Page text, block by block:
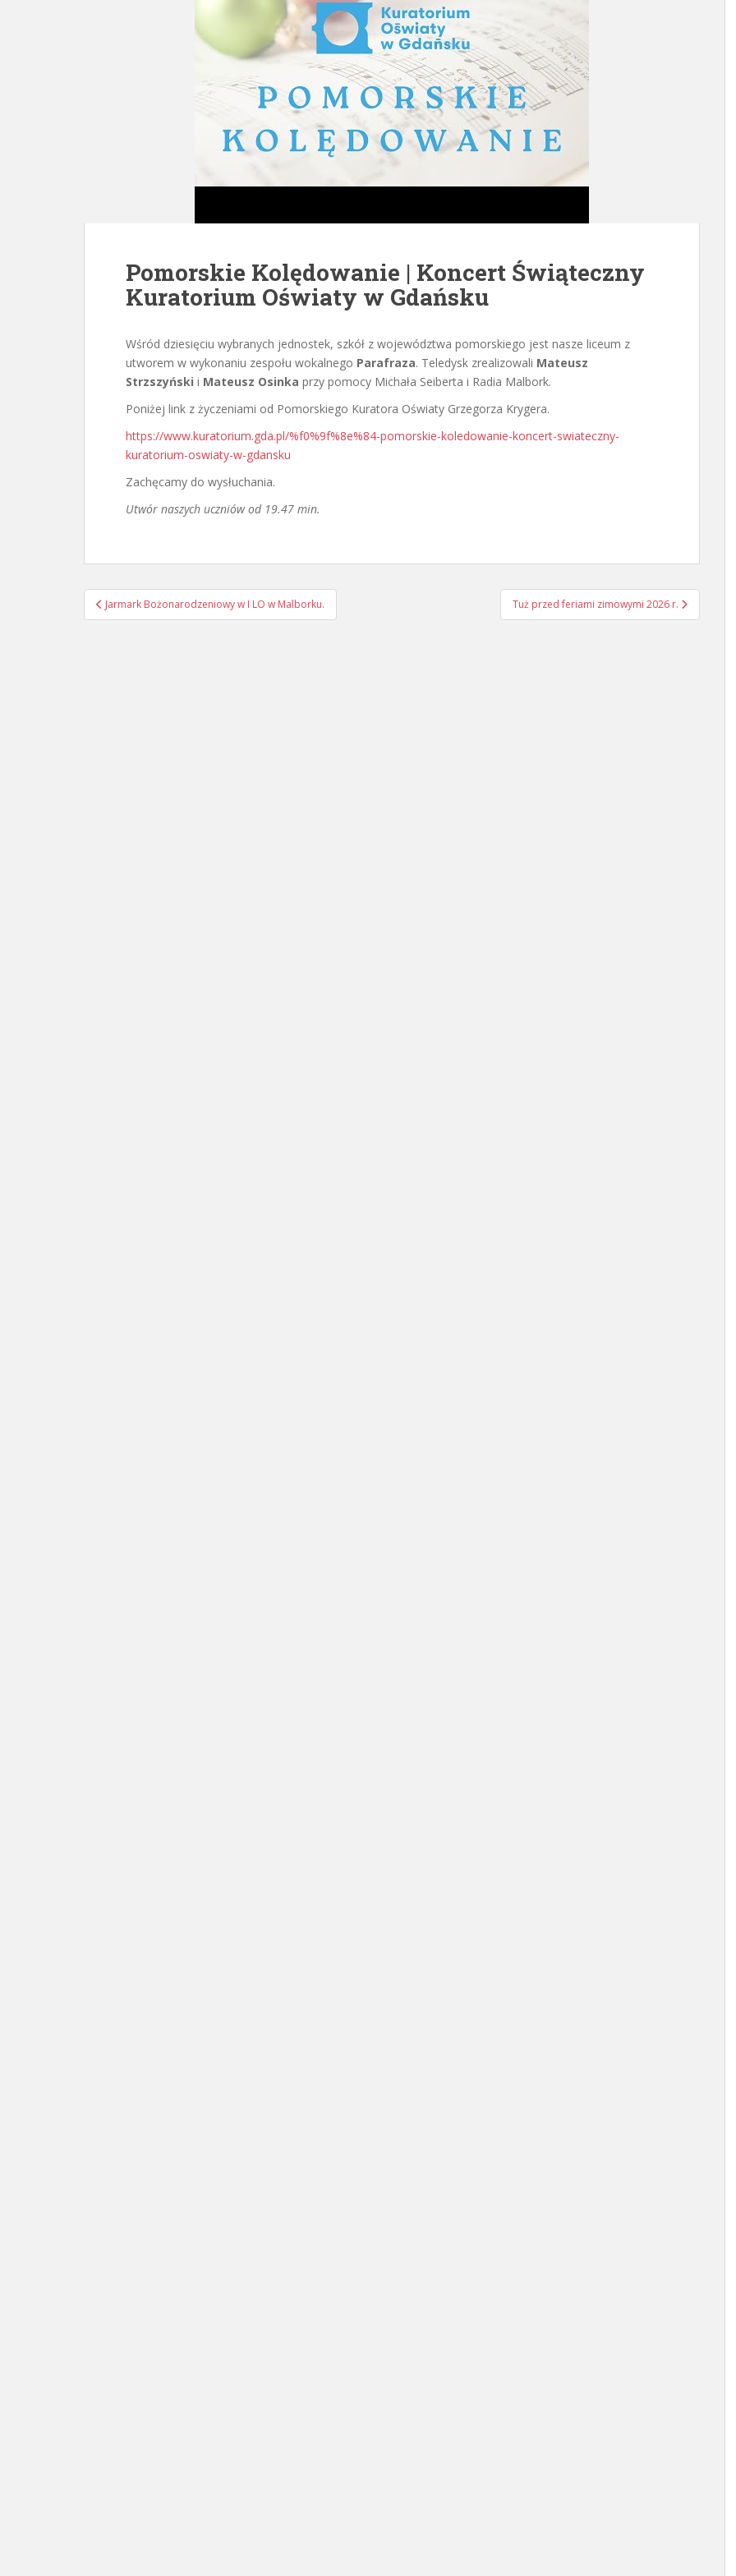
Pomorskie Kolędowanie | Koncert Świąteczny
Kuratorium Oświaty w Gdańsku
Wśród dziesięciu wybranych jednostek, szkół z województwa pomorskiego jest nasze liceum z
utworem w wykonaniu zespołu wokalnego Parafraza. Teledysk zrealizowali Mateusz
Strzszyński i Mateusz Osinka przy pomocy Michała Seiberta i Radia Malbork.
Poniżej link z życzeniami od Pomorskiego Kuratora Oświaty Grzegorza Krygera.
https://www.kuratorium.gda.pl/%f0%9f%8e%84-pomorskie-koledowanie-koncert-swiateczny-
kuratorium-oswiaty-w-gdansku
Zachęcamy do wysłuchania.
Utwór naszych uczniów od 19.47 min.
Nawigacja
wpisu
Jarmark Bożonarodzeniowy w I LO w Malborku. Tuż przed feriami zimowymi 2026 r.